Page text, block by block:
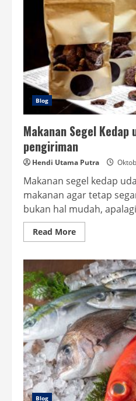
Blog
Makanan Segel
pengiriman
Hendi Utama Putra
Makanan segel kedap
makanan agar tetap
bukan hal mudah,
Read MoreRead
more
Segel
Kedap
udara
pada
saat
pengiriman
Blog